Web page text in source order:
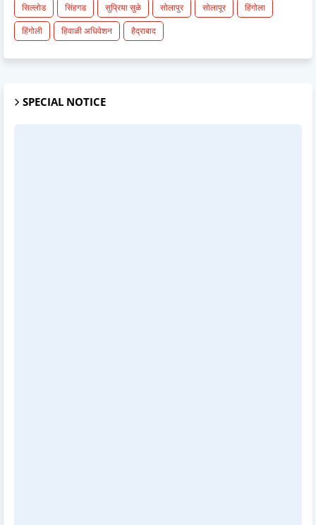
सिल्लोड
सिंहगड सुप्रिया सुळे सोलापुर सोलापूर
हिंगोला
हिंगोली
हिवाळी अधिवेशन हैद्राबाद
SPECIAL NOTICE